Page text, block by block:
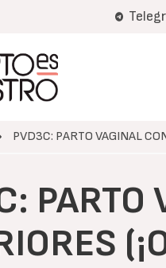
PVD3C: PARTO VAGINAL
PARTO